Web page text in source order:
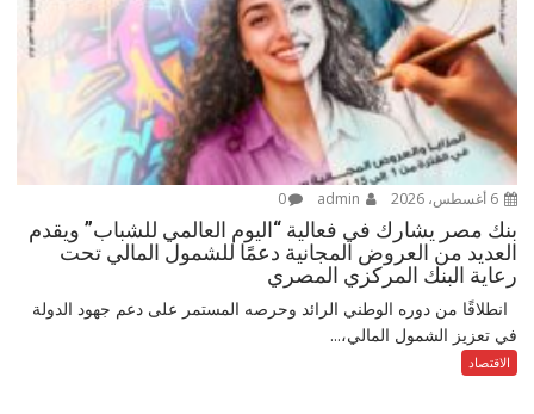
6 أغسطس، 2026 0
بنك مصر يشارك في فعالية “اليوم العالمي للشباب” ويقدم
العديد من العروض المجانية دعمًا للشمول المالي تحت
رعاية البنك المركزي المصري
انطلاقًا من دوره الوطني الرائد وحرصه المستمر على دعم جهود الدولة
في تعزيز الشمول المالي،...
الاقتصاد